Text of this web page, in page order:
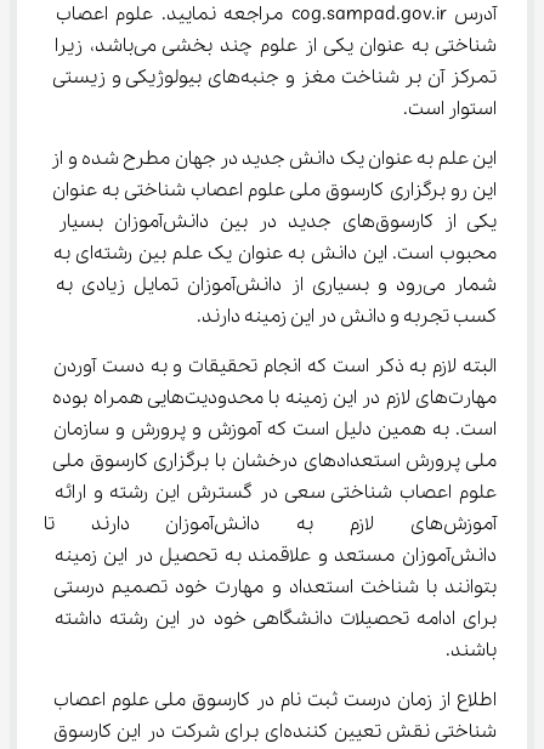
آدرس cog.sampad.gov.ir مراجعه نمایید. علوم اعصاب
شناختی به عنوان یکی از علوم چند بخشی می‌باشد، زیرا
تمرکز آن بر شناخت مغز و جنبه‌های بیولوژیکی و زیستی
استوار است.
این علم به عنوان یک دانش جدید در جهان مطرح شده و از
این رو برگزاری کارسوق ملی علوم اعصاب شناختی به عنوان
یکی از کارسوق‌های جدید در بین دانش‌آموزان بسیار
محبوب است. این دانش به عنوان یک علم بین رشته‌ای به
شمار می‌رود و بسیاری از دانش‌آموزان تمایل زیادی به
کسب تجربه و دانش در این زمینه دارند.
البته لازم به ذکر است که انجام تحقیقات و به دست آوردن
مهارت‌های لازم در این زمینه با محدودیت‌هایی همراه بوده
است. به همین دلیل است که آموزش و پرورش و سازمان
ملی پرورش استعدادهای درخشان با برگزاری کارسوق ملی
علوم اعصاب شناختی سعی در گسترش این رشته و ارائه
آموزش‌های لازم به
دانش‌آموزان مستعد و علاقمند به تحصیل در این زمینه
بتوانند با شناخت استعداد و مهارت خود تصمیم درستی
برای ادامه تحصیلات دانشگاهی خود در این رشته داشته
باشند.
اطلاع از زمان درست ثبت نام در کارسوق ملی علوم اعصاب
شناختی نقش تعیین کننده‌ای برای شرکت در این کارسوق